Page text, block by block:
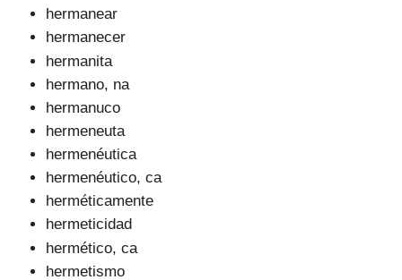
hermanear
hermanecer
hermanita
hermano, na
hermanuco
hermeneuta
hermenéutica
hermenéutico, ca
herméticamente
hermeticidad
hermético, ca
hermetismo